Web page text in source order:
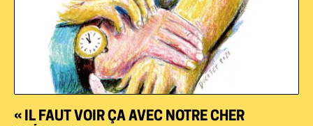
« IL FAUT VOIR ÇA AVEC NOTRE CHER